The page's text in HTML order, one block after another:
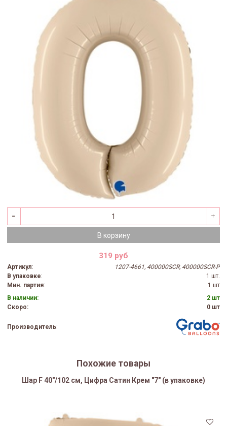
В корзину
319 руб
Артикул:
1207-4661, 400000SCR, 400000SCR-P
В упаковке:
1 шт.
Мин. партия:
1 шт
В наличии:
2 шт
Скоро:
0 шт
Производитель:
Похожие товары
Шар F 40"/102 см, Цифра Сатин Крем "7" (в упаковке)